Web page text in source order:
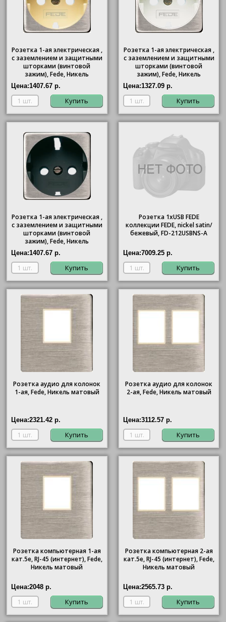
Розетка 1-ая электрическая ,
с заземлением и защитными
шторками (винтовой
зажим), Fede, Никель
матовый (бежевый)
Цена:1407.67 р.
Купить
Розетка 1-ая электрическая ,
с заземлением и защитными
шторками (винтовой
зажим), Fede, Никель
матовый (белый)
Цена:1327.09 р.
Купить
Розетка 1-ая электрическая ,
с заземлением и защитными
шторками (винтовой
зажим), Fede, Никель
матовый (черный)
Цена:1407.67 р.
Купить
Розетка 1xUSB FEDE
коллекции FEDE, nickel satin/
бежевый, FD-212USBNS-A
Цена:7009.25 р.
Купить
Розетка аудио для колонок
1-ая, Fede, Никель матовый
Цена:2321.42 р.
Купить
Розетка аудио для колонок
2-ая, Fede, Никель матовый
Цена:3112.57 р.
Купить
Розетка компьютерная 1-ая
кат.5е, RJ-45 (интернет), Fede,
Никель матовый
Цена:2048 р.
Купить
Розетка компьютерная 2-ая
кат.5е, RJ-45 (интернет), Fede,
Никель матовый
Цена:2565.73 р.
Купить